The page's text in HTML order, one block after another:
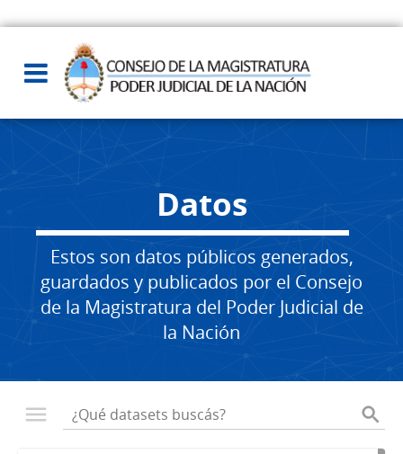
Datos
Estos son datos públicos generados,
guardados y publicados por el Consejo
de la Magistratura del Poder Judicial de
la Nación